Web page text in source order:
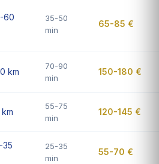
60
35-50
min
65-85 €
km
70-90
min
150-180 €
55-75
min
120-145 €
35
25-35
min
55-70 €